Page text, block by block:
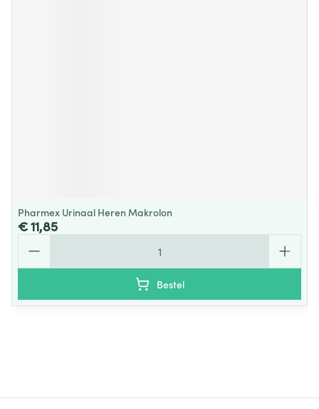
Pharmex Urinaal Heren Makrolon
€ 11,85
Bestel